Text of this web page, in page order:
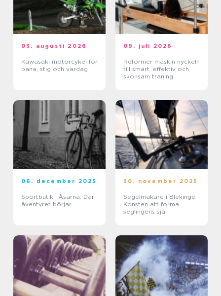
03. augusti 2026
Kawasaki motorcykel för
bana, stig och vardag
09. juli 2026
Reformer maskin nyckeln
till smart, effektiv och
skonsam träning
06. december 2025
Sportbutik i Åsarna: Där
äventyret börjar
30. november 2025
Segelmakare i Blekinge:
Konsten att forma
seglingens själ